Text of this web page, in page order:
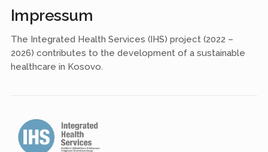
Impressum
The Integrated Health Services (IHS) project (2022 –
2026) contributes to the development of a sustainable
healthcare in Kosovo.